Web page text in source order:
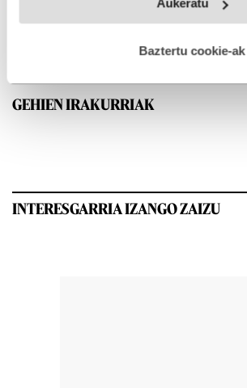
fitxategiak erabiltzen ditu. Zure
esplizitua ematen diguzu.Gehiago
Aukeratu
Baztertu cookie-ak
GEHIEN IRAKURRIAK
INTERESGARRIA IZANGO ZAIZU